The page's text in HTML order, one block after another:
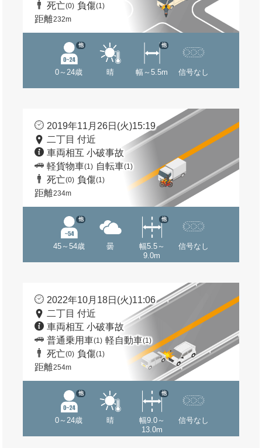
死亡(0) 負傷(1)
距離232m
0～24歳
他
晴 幅～5.5m
他
信号なし
2019年11月26日(火)15:19
二丁目 付近
車両相互 小破事故
軽貨物車(1) 自転車(1)
死亡(0) 負傷(1)
距離234m
45～54歳
他
曇
幅5.5～
9.0m
他
信号なし
2022年10月18日(火)11:06
二丁目 付近
車両相互 小破事故
普通乗用車(1) 軽自動車(1)
死亡(0) 負傷(1)
距離254m
0～24歳
他
晴
幅9.0～
13.0m
他
信号なし